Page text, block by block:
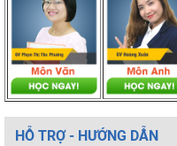
HỖ TRỢ - HƯỚNG DẪN